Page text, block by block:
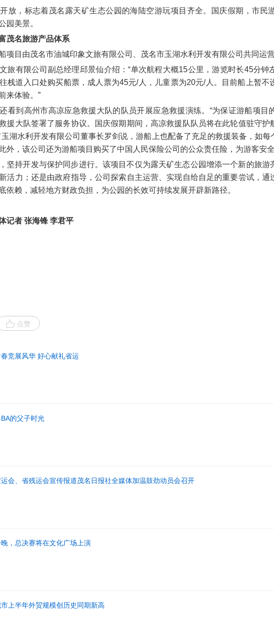
放，标志着茂名露天矿生态公园的海陆空游玩项目齐全。国庆假期，市民
园美景。
茂名旅游产品体系
项目由茂名市油城印象文旅有限公司、茂名市玉湖水利开发有限公司共同运营
旅有限公司副总经理邱景仙介绍：“单次航程大概15公里，游览时长45分钟
栈道入口处购买船票，成人票为45元/人，儿童票为20元/人。目前船上暂不
来体验。”
看到高州市高凉应急救援大队的队员开展应急救援演练。“为保证游船项目
援大队签署了服务协议。国庆假期期间，高凉救援队队员将在此轮值驻守
玉湖水利开发有限公司董事长罗剑说，游船上也配备了充足的救援装备，如
外，该公司还为游船项目购买了中国人民保险公司的公众责任险，为游客安全
坚持开发与保护同步进行。该项目不仅为露天矿生态公园增添一个新的旅
活力；还是由政府指导，公司探索自主运营、实现自给自足的重要尝试，
依赖，减轻地方财政负担，为公园的长效可持续发展开辟新路径。
记者 张海锋 李君平
点赞
竞展风华 好心献礼省运
的父子时光
会、省残运会宣传报道茂名日报社全媒体加温鼓劲动员会召开
，总决赛将在文化广场上演
上半年外贸规模创历史同期新高